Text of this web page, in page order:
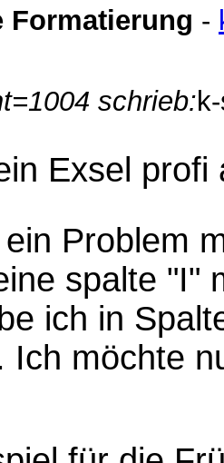
Formatierung -
schrieb:
Exsel
Problem
spalte "I"
ich in
Ich möchte